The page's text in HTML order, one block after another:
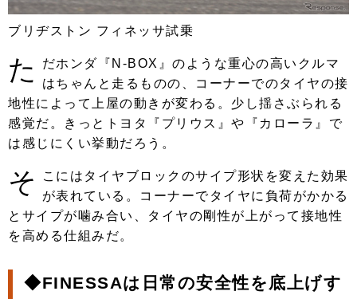
ブリヂストン フィネッサ試乗
た
だホンダ『N-BOX』のような重心の高いクルマ
はちゃんと走るものの、コーナーでのタイヤの接
地性によって上屋の動きが変わる。少し揺さぶられる
感覚だ。きっとトヨタ『プリウス』や『カローラ』で
は感じにくい挙動だろう。
そ
こにはタイヤブロックのサイプ形状を変えた効果
が表れている。コーナーでタイヤに負荷がかかる
とサイプが噛み合い、タイヤの剛性が上がって接地性
を高める仕組みだ。
◆FINESSAは日常の安全性を底上げす